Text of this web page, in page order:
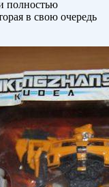
полностью
в свою очередь